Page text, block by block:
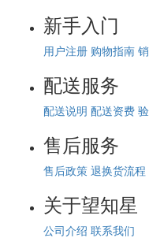
新手入门
用户注册 购物指南
配送服务
配送说明 配送资费
售后服务
售后政策 退换货流程
关于望知星
公司介绍 联系我们